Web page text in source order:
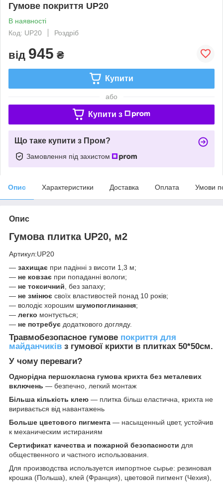
Гумове покриття UP20
В наявності
Код: UP20
Роздріб
від 945 ₴
Купити
або
Купити з
Що таке купити з Пром?
Замовлення під захистом
Опис Характеристики Доставка Оплата Умови
Опис
Гумова плитка UP20, м2
Артикул:UP20
— захищає при падінні з висоти 1,3 м;
— не ковзає при попаданні вологи;
— не токсичний, без запаху;
— не змінює своїх властивостей понад 10 років;
— володіє хорошим шумопоглинання;
— легко монтується;
— не потребує додаткового догляду.
Травмобезопасное гумове покриття для
майданчиків з гумової крихти в плитках 50*50см.
У чому переваги?
Однорідна першокласна гумова крихта без металевих
включень ― безпечно, легкий монтаж
Більша кількість клею ― плитка більш еластична, крихта не
виривається від навантажень
Больше цветового пигмента ― насыщенный цвет, устойчив
к механическим истираниям
Сертификат качества и пожарной безопасности для
общественного и частного использования.
Для производства используется импортное сырье: резиновая
крошка (Польша), клей (Франция), цветовой пигмент (Чехия),